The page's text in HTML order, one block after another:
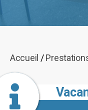
Accueil /